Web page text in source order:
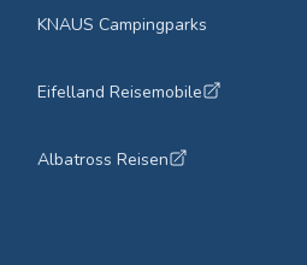
KNAUS Campingparks
Eifelland Reisemobile
Albatross Reisen